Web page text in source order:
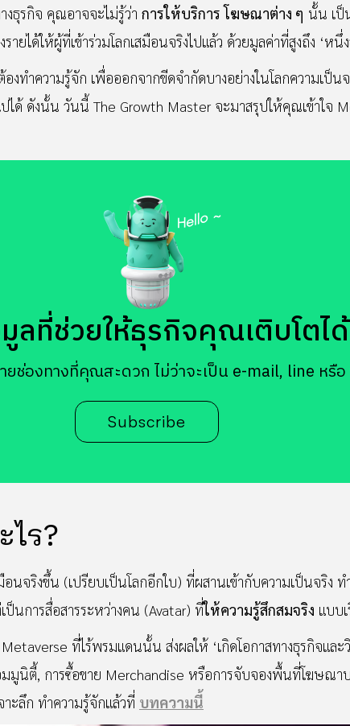
งธุรกิจ คุณอาจจะไม่รู้ว่า การให้บริการ โฆษณาต่าง ๆ นั้น เป็
ายได้ให้ผู้ที่เข้าร่วมโลกเสมือนจริงไปแล้ว ด้วยมูลค่าที่สูงถึง ‘ห
งทำความรู้จัก เพื่อออกจากขีดจำกัดบางอย่างในโลกความเป็น
ได้ ดังนั้น วันนี้ The Growth Master จะมาสรุปให้คุณเข้าใจ
ลที่ช่วยให้ธุรกิจคุณเติบโตไ
ยช่องทางที่คุณสะดวก ไม่ว่าจะเป็น e-mail, line หรื
Subscribe
ร?
อนจริงขึ้น (เปรียบเป็นโลกอีกใบ) ที่ผสานเข้ากับความเป็นจริง
ป็นการสื่อสารระหว่างคน (Avatar) ที่ให้ความรู้สึกสมจริง แบบ
ที่ไร้พรมแดนนั้น ส่งผลให้ ‘เกิดโอกาสทางธุรกิจและ
มมูนิตี้, การซื้อขาย Merchandise หรือการจับจองพื้นที่โฆษณา
ะลึก ทำความรู้จักแล้วที่ บทความนี้